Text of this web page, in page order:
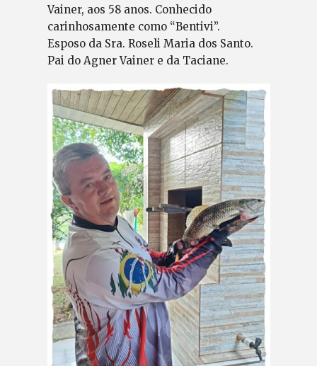
Vainer, aos 58 anos. Conhecido
carinhosamente como “Bentivi”.
Esposo da Sra. Roseli Maria dos Santo.
Pai do Agner Vainer e da Taciane.